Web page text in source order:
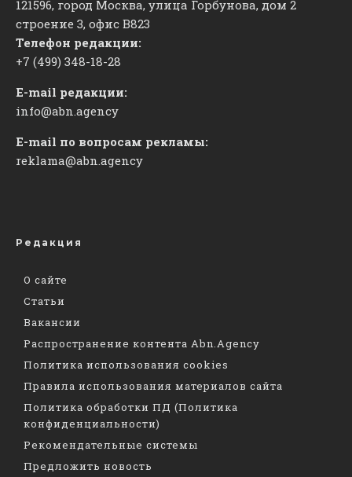
121596, город Москва, улица Горбунова, дом 2
строение 3, офис ​В823
Телефон редакции:
+7 (499) 348-18-28
E-mail редакции:
info@abn.agency
E-mail по вопросам рекламы:
reklama@abn.agency
Редакция
О сайте
Статьи
Вакансии
Распространение контента Abn.Agency
Политика использования cookies
Правила использования материалов сайта
Политика обработки ПД (Политика
конфиденциальности)
Рекомендательные системы
Предложить новость